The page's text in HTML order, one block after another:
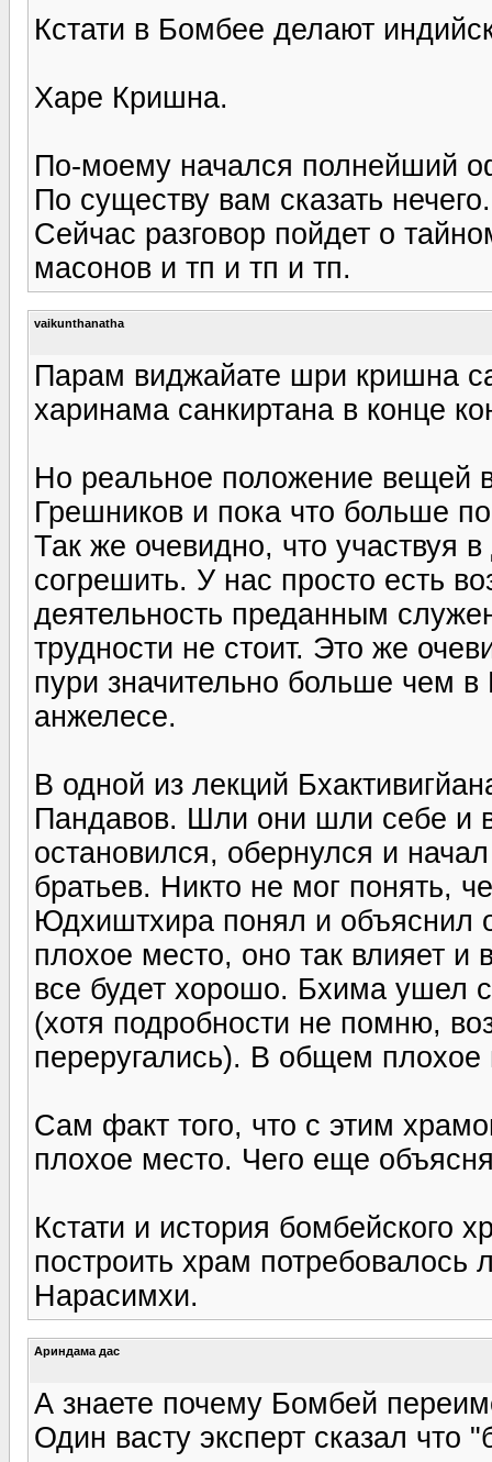
Кстати в Бомбее делают
Харе Кришна.
По-моему начался полнейший
По существу вам сказать
Сейчас разговор пойдет о
масонов и тп и тп и тп.
vaikunthanatha
Парам виджайате шри кришна
харинама санкиртана в конце
Но реальное положение вещей
Грешников и пока что больше
Так же очевидно, что участвуя
согрешить. У нас просто есть
деятельность преданным
трудности не стоит. Это же
пури значительно больше чем
анжелесе.
В одной из лекций
Пандавов. Шли они шли себе и
остановился, обернулся и
братьев. Никто не мог понять,
Юдхиштхира понял и объяснил
плохое место, оно так влияет и
все будет хорошо. Бхима ушел
(хотя подробности не помню,
переругались). В общем
Сам факт того, что с этим
плохое место. Чего еще
Кстати и история бомбейского
построить храм потребовалось
Нарасимхи.
Ариндама дас
А знаете почему Бомбей
Один васту эксперт сказал